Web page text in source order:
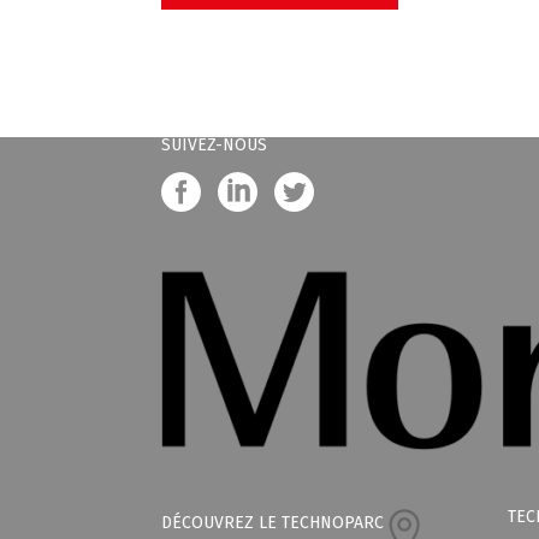
SUIVEZ-NOUS
DÉCOUVREZ LE TECHNOPARC